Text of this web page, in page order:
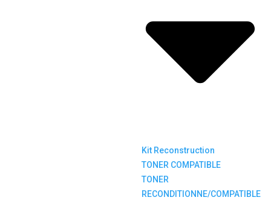
Kit Reconstruction
TONER COMPATIBLE
TONER
RECONDITIONNE/COMPATIBLE